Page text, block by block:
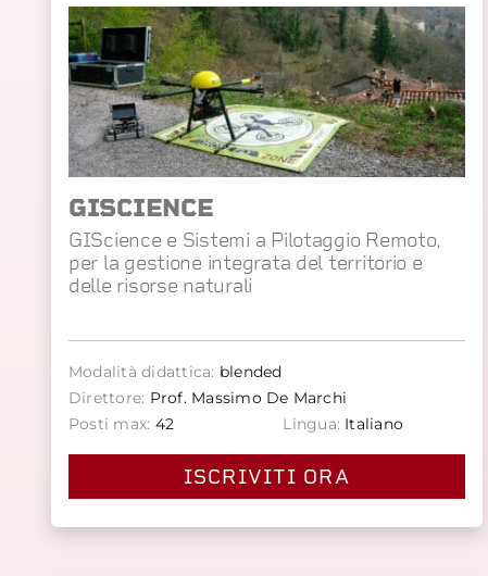
GISCIENCE
GIScience e Sistemi a Pilotaggio Remoto,
per la gestione integrata del territorio e
delle risorse naturali
Modalità didattica: blended
Direttore: Prof. Massimo De Marchi
Posti max: 42 Lingua: Italiano
ISCRIVITI ORA